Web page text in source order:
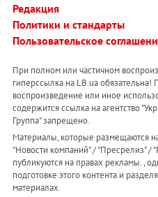
Редакция
Политики и стандарты
Пользовательское
При полном или частичном
гиперссылка на LB.ua обязательна!
воспроизведение или иное
содержится ссылка на агентство
Группа" запрещено.
Материалы, которые размещаются
"Новости компаний" / "Пресрелиз" /
публикуются на правах рекламы. ,
подготовке этого контента и
материалах.